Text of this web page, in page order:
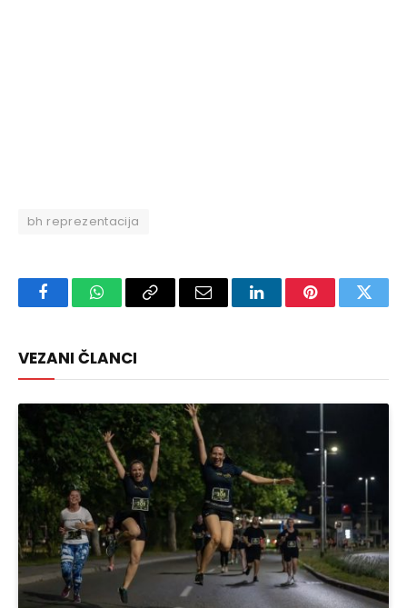
bh reprezentacija
FacebookWhatsAppCopy
Email LinkedInPinterest
VEZANI ČLANCI